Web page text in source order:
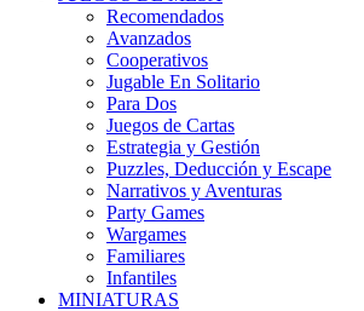
Recomendados
Avanzados
Cooperativos
Jugable En Solitario
Para Dos
Juegos de Cartas
Estrategia y Gestión
Puzzles, Deducción y Escape
Narrativos y Aventuras
Party Games
Wargames
Familiares
Infantiles
MINIATURAS